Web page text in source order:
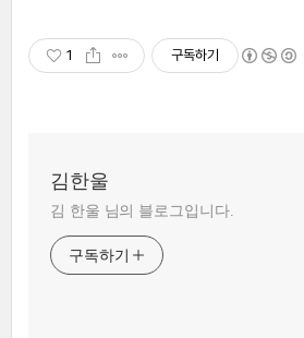
1 구독하기
김한울
김 한울 님의 블로그입니다.
구독하기